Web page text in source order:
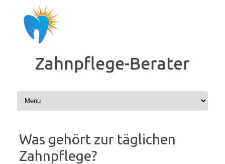
springen
Zahnpflege-Berater
Was gehört zur täglichen
Zahnpflege?